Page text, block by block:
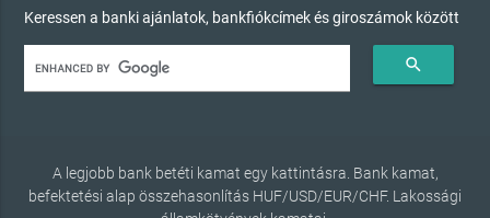
Keressen a banki ajánlatok, bankfiókcímek és giroszámok között
search
A legjobb bank betéti kamat egy kattintásra. Bank kamat,
befektetési alap összehasonlítás HUF/USD/EUR/CHF. Lakossági